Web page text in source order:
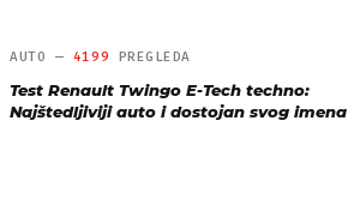
AUTO — 4199 PREGLEDA
Test Renault Twingo E-Tech techno:
Najštedljiviji auto i dostojan svog imena